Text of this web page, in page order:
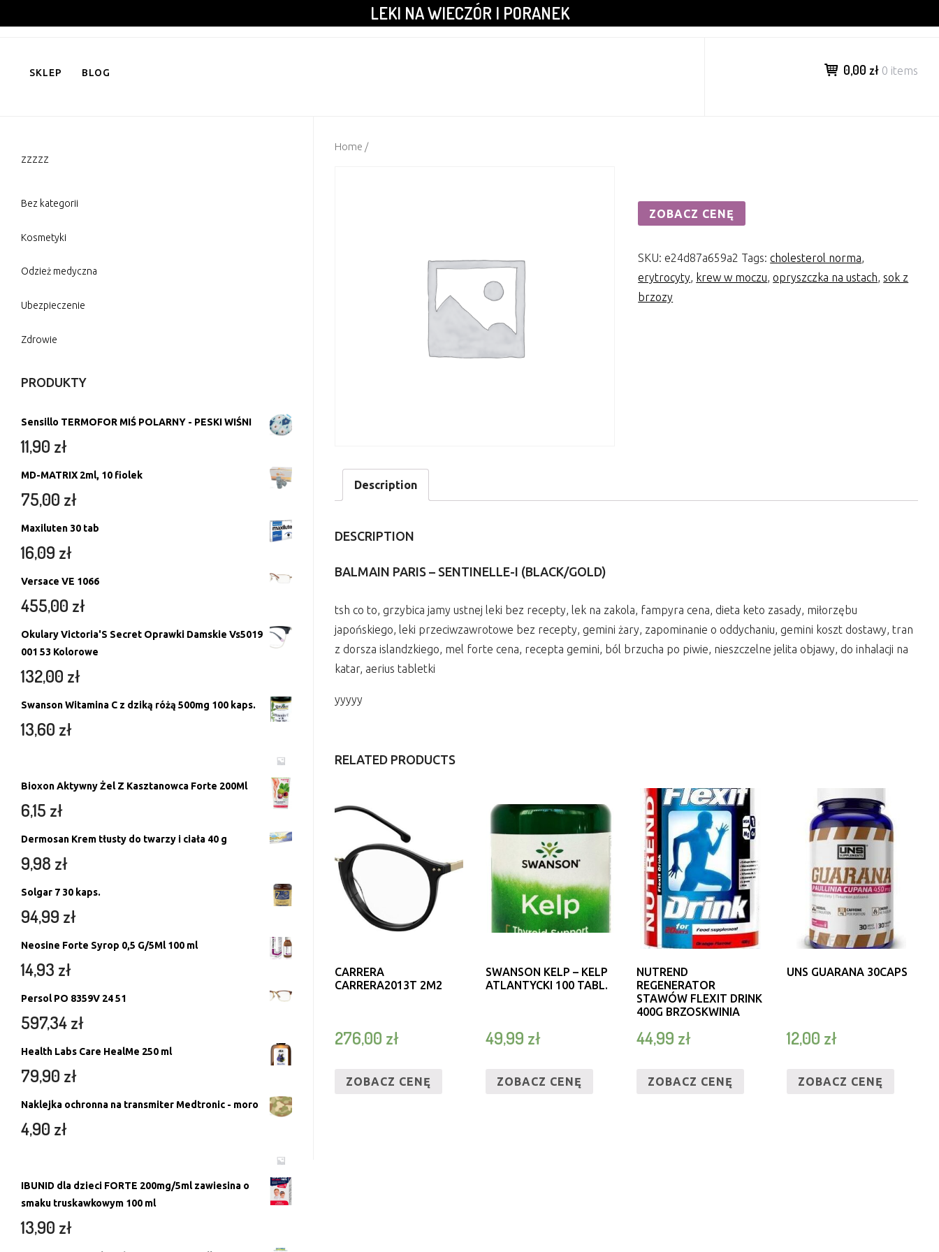
to
LEKI NA WIECZÓR I PORANEK
SKLEP BLOG 0,00 zł 0 items
Home /
ZOBACZ CENĘ
SKU:e24d87a659a2 Tags:cholesterol norma,
erytrocyty, krew w moczu,opryszczka na ustach, sok z
brzozy
Description
DESCRIPTION
BALMAIN PARIS – SENTINELLE-I (BLACK/GOLD)
tsh co to, grzybica jamy ustnej leki bez recepty, lek na zakola, fampyra cena, dieta keto zasady, miłorzębu
japońskiego, leki przeciwzawrotowe bez recepty, gemini żary, zapominanie o oddychaniu, gemini koszt dostawy, tran
z dorsza islandzkiego, mel forte cena, recepta gemini, ból brzucha po piwie, nieszczelne jelita objawy, do inhalacji na
katar, aerius tabletki
yyyyy
RELATED PRODUCTS
CARRERA
CARRERA2013T 2M2
276,00 zł
ZOBACZ CENĘ
SWANSON KELP – KELP
ATLANTYCKI 100 TABL.
49,99 zł
ZOBACZ CENĘ
NUTREND
REGENERATOR
STAWÓW FLEXIT DRINK
400G BRZOSKWINIA
44,99 zł
ZOBACZ CENĘ
UNS GUARANA 30CAPS
12,00 zł
ZOBACZ CENĘ
zzzzz
Bez kategorii
Kosmetyki
Odzież medyczna
Ubezpieczenie
Zdrowie
PRODUKTY
Sensillo TERMOFOR MIŚ POLARNY - PESKI WIŚNI
11,90 zł
MD-MATRIX 2ml, 10 fiolek
75,00 zł
Maxiluten 30 tab
16,09 zł
Versace VE 1066
455,00 zł
Okulary Victoria'S Secret Oprawki Damskie Vs5019
001 53 Kolorowe
132,00 zł
Swanson Witamina C z dziką różą 500mg 100 kaps.
13,60 zł
Bioxon Aktywny Żel Z Kasztanowca Forte 200Ml
6,15 zł
Dermosan Krem tłusty do twarzy i ciała 40 g
9,98 zł
Solgar 7 30 kaps.
94,99 zł
Neosine Forte Syrop 0,5 G/5Ml 100 ml
14,93 zł
Persol PO 8359V 24 51
597,34zł
Health Labs Care HealMe 250 ml
79,90 zł
Naklejka ochronna na transmiter Medtronic - moro
4,90 zł
IBUNID dla dzieci FORTE 200mg/5ml zawiesina o
smaku truskawkowym 100 ml
13,90 zł